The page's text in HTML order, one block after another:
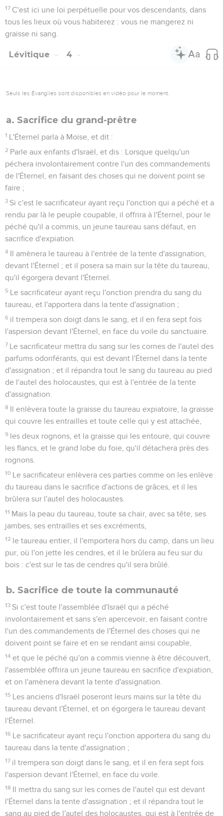
17 C'est ici une loi perpétuelle pour vos descendants, dans
tous les lieux où vous habiterez : vous ne mangerez ni
graisse ni sang.
Lévitique 4
Seuls les Évangiles sont disponibles en vidéo pour le moment.
a. Sacrifice du grand-prêtre
1 L'Éternel parla à Moïse, et dit :
2 Parle aux enfants d'Israël, et dis : Lorsque quelqu'un
péchera involontairement contre l'un des commandements
de l'Éternel, en faisant des choses qui ne doivent point se
faire ;
3 Si c'est le sacrificateur ayant reçu l'onction qui a péché et a
rendu par là le peuple coupable, il offrira à l'Éternel, pour le
péché qu'il a commis, un jeune taureau sans défaut, en
sacrifice d'expiation.
4 Il amènera le taureau à l'entrée de la tente d'assignation,
devant l'Éternel ; et il posera sa main sur la tête du taureau,
qu'il égorgera devant l'Éternel.
5 Le sacrificateur ayant reçu l'onction prendra du sang du
taureau, et l'apportera dans la tente d'assignation ;
6 il trempera son doigt dans le sang, et il en fera sept fois
l'aspersion devant l'Éternel, en face du voile du sanctuaire.
7 Le sacrificateur mettra du sang sur les cornes de l'autel des
parfums odoriférants, qui est devant l'Éternel dans la tente
d'assignation ; et il répandra tout le sang du taureau au pied
de l'autel des holocaustes, qui est à l'entrée de la tente
d'assignation.
8 Il enlèvera toute la graisse du taureau expiatoire, la graisse
qui couvre les entrailles et toute celle qui y est attachée,
9 les deux rognons, et la graisse qui les entoure, qui couvre
les flancs, et le grand lobe du foie, qu'il détachera près des
rognons.
10 Le sacrificateur enlèvera ces parties comme on les enlève
du taureau dans le sacrifice d'actions de grâces, et il les
brûlera sur l'autel des holocaustes.
11 Mais la peau du taureau, toute sa chair, avec sa tête, ses
jambes, ses entrailles et ses excréments,
12 le taureau entier, il l'emportera hors du camp, dans un lieu
pur, où l'on jette les cendres, et il le brûlera au feu sur du
bois : c'est sur le tas de cendres qu'il sera brûlé.
b. Sacrifice de toute la communauté
13 Si c'est toute l'assemblée d'Israël qui a péché
involontairement et sans s'en apercevoir, en faisant contre
l'un des commandements de l'Éternel des choses qui ne
doivent point se faire et en se rendant ainsi coupable,
14 et que le péché qu'on a commis vienne à être découvert,
l'assemblée offrira un jeune taureau en sacrifice d'expiation,
et on l'amènera devant la tente d'assignation.
15 Les anciens d'Israël poseront leurs mains sur la tête du
taureau devant l'Éternel, et on égorgera le taureau devant
l'Éternel.
16 Le sacrificateur ayant reçu l'onction apportera du sang du
taureau dans la tente d'assignation ;
17 il trempera son doigt dans le sang, et il en fera sept fois
l'aspersion devant l'Éternel, en face du voile.
18 Il mettra du sang sur les cornes de l'autel qui est devant
l'Éternel dans la tente d'assignation ; et il répandra tout le
sang au pied de l'autel des holocaustes, qui est à l'entrée de